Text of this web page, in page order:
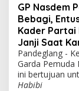
GP Nasdem
Bebagi,
Kader Partai
Janji Saat
Pandeglang -
Garda Pemuda
ini bertujuan
Habibi